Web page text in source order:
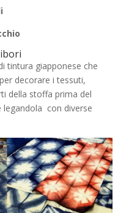
tintura giapponese che
decorare i tessuti,
della stoffa prima del
legandola con diverse